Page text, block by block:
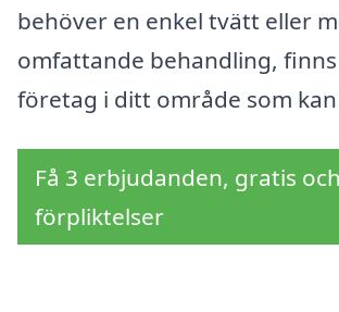
behöver en enkel tvätt eller
omfattande behandling,
företag i ditt område som
Få 3 erbjudanden, gratis
förpliktelser